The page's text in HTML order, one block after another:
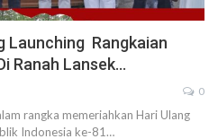
Launching Rangkaian
Ranah Lansek…
0
rangka memeriahkan Hari Ulang
Indonesia ke-81…